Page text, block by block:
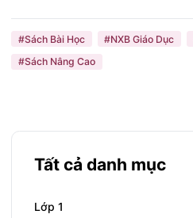
#Sách Bài Học #NXB Giáo Dục
#Sách Nâng Cao
Tất cả danh mục
Lớp 1